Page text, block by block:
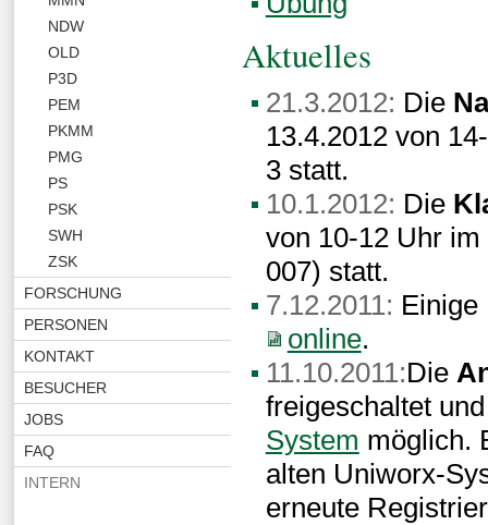
NDW
OLD
P3D
PEM
PKMM
PMG
PS
PSK
SWH
ZSK
FORSCHUNG
PERSONEN
KONTAKT
BESUCHER
JOBS
FAQ
INTERN
Aktuelles
21.3.2012: Die
13.4.2012 von
3 statt.
10.1.2012: Die
von 10-12 Uhr
007) statt.
7.12.2011:
online.
11.10.2011:Die
freigeschaltet
System möglich.
alten Uniworx-
erneute